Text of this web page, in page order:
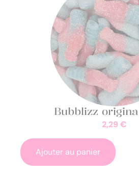
Bubblizz
2,29 €
Ajouter au panier